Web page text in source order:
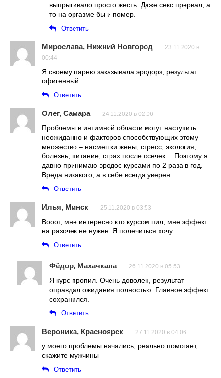
выпрыгивало просто жесть. Даже секс прервал, а
то на оргазме бы и помер.
Ответить
Мирослава, Нижний Новгород
23.11.2020 в
00:44
Я своему парню заказывала эродорз, результат
офигенный.
Ответить
Олег, Самара 24.11.2020 в 02:06
Проблемы в интимной области могут наступить
неожиданно и факторов способствующих этому
множество – насмешки жены, стресс, экология,
болезнь, питание, страх после осечек… Поэтому я
давно принимаю эродос курсами по 2 раза в год.
Вреда никакого, а в себе всегда уверен.
Ответить
Илья, Минск 25.11.2020 в 03:53
Вооот, мне интересно кто курсом пил, мне эффект
на разочек не нужен. Я полечиться хочу.
Ответить
Фёдор, Махачкала 26.11.2020 в 05:53
Я курс пропил. Очень доволен, результат
оправдал ожидания полностью. Главное эффект
сохранился.
Ответить
Вероника, Красноярск 27.11.2020 в 04:06
у моего проблемы начались, реально помогает,
скажите мужчины
Ответить